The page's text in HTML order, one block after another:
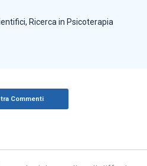
, Ricerca in Psicoterapia
Commenti